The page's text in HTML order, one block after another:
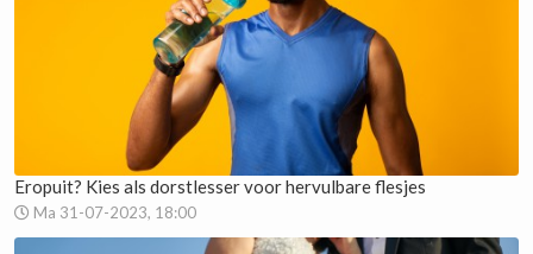
Eropuit? Kies als dorstlesser voor hervulbare flesjes
Ma 31-07-2023, 18:00